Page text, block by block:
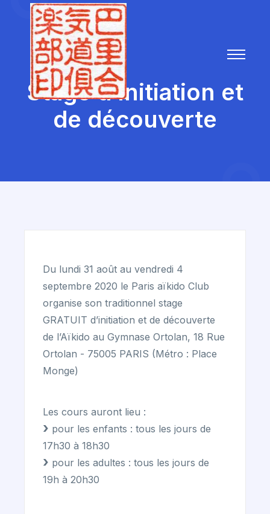
Stage d’initiation et
de découverte
Du lundi 31 août au vendredi 4
septembre 2020 le Paris aïkido Club
organise son traditionnel stage
GRATUIT d’initiation et de découverte
de l’Aïkido au Gymnase Ortolan, 18 Rue
Ortolan - 75005 PARIS (Métro : Place
Monge)
Les cours auront lieu :
pour les enfants : tous les jours de
17h30 à 18h30
pour les adultes : tous les jours de
19h à 20h30